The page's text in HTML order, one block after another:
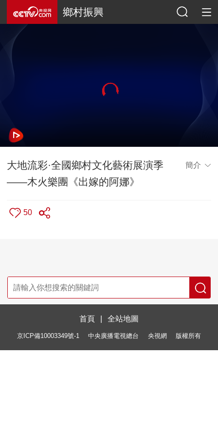
鄉村振興
大地流彩·全國鄉村文化藝術展演季
——木火樂團《出嫁的阿娜》
簡介
50
首頁 全站地圖
京ICP備10003349號-1 中央廣播電視總台 央視網 版權所有